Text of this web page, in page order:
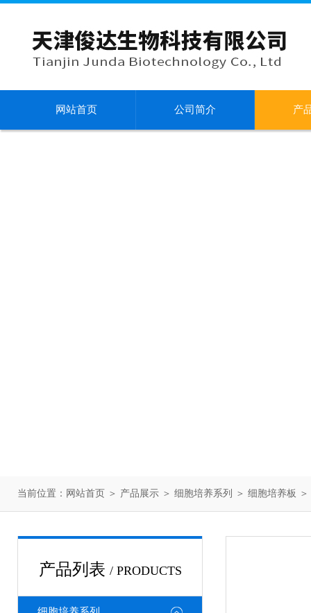
网站首页 公司简介 产
当前位置： 网站首页 ＞ 产品展示 ＞ 细胞培养系列 ＞ 细胞培养板
产品列表 / PRODUCTS